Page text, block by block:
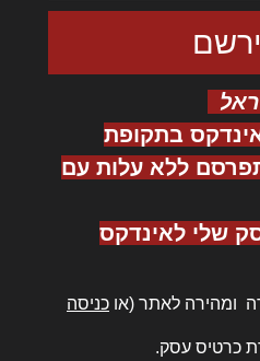
בתקופת
ללא עלות עם
שלי לאינדקס
ומהירה לאתר (או כניסה
כרטיס עסק.